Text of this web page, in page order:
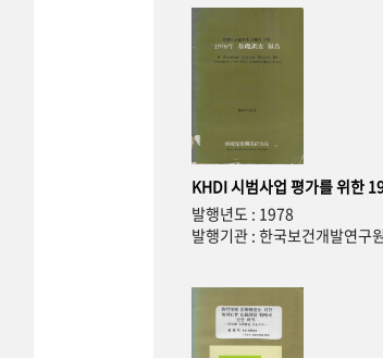
KHDI 시범사업 평가를 위한
발행년도 : 1978
발행기관 : 한국보건개발연구원